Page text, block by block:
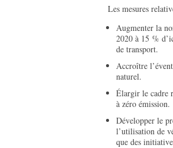
Les mesures
Augmenter la
2020 à 15 %
de transport.
Accroître
naturel.
Élargir le cadre
à zéro émission.
Développer le
l’utilisation de
que des